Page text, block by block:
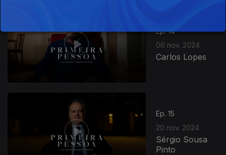
Ep. 14
06 nov. 2024
Carlos Lopes
Ep. 15
20 nov. 2024
Sérgio Sousa
Pinto